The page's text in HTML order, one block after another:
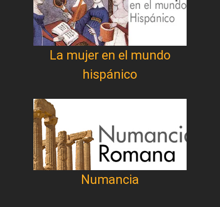
La mujer en el mundo
hispánico
Numancia